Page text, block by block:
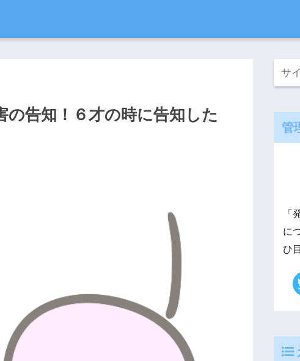
の告知！６才の時に告知した
管
「
に
ひ